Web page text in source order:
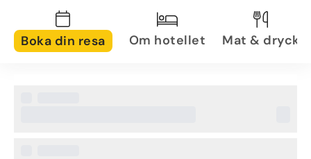
Boka din resa Om hotellet Mat & dryck